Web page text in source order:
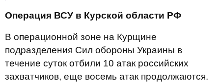
Операция ВСУ в Курской области РФ
В операционной зоне на Курщине
подразделения Сил обороны Украины в
течение суток отбили 10 атак российских
захватчиков, еще восемь атак продолжаются.